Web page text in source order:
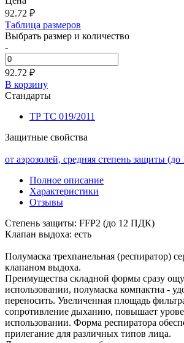
92.72 ₽
Таблица размеров
Выбрать размер и количество
-
92.72 ₽
В корзину
Стандарты
ТР ТС 019/2011
Защитные свойства
от аэрозолей, средняя степень защиты
Полное описание
Характеристики
Отзывы
Степень защиты: FFP2 (до 12 ПДК)
Клапан выдоха: есть
Полумаска трехпанельная (респиратор)
клапаном выдоха.
Преимущества складной формы сразу
использовании, полумаска компактна -
переносить. Увеличенная площадь
сопротивление дыханию, повышает
использовании. Форма респиратора
прилегание для различных типов лица.